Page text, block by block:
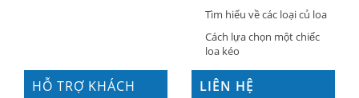
Tìm hiểu về các loại củ loa
Cách lựa chọn một chiếc
loa kéo
HỖ TRỢ KHÁCH
LIÊN HỆ